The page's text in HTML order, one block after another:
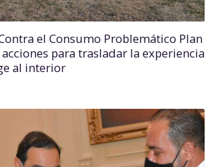
el Consumo Problemático Plan
para trasladar la experiencia
al interior